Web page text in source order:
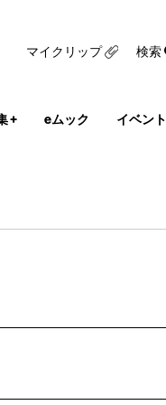
+ eムック イベント
マイクリップ 検索